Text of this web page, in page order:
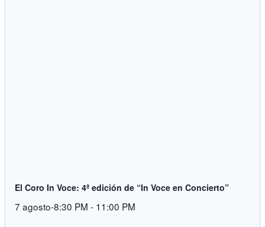
El Coro In Voce: 4ª edición de “In Voce en Concierto”
7 agosto-8:30 PM - 11:00 PM